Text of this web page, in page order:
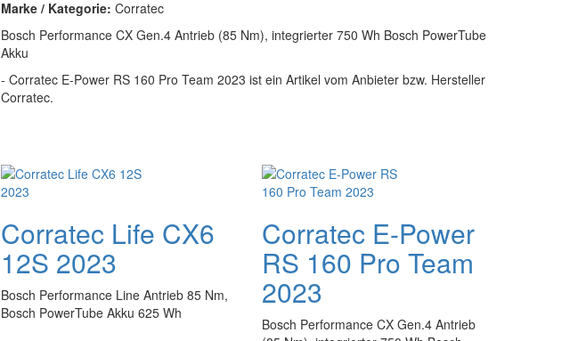
Marke / Kategorie: Corratec
Bosch Performance CX Gen.4 Antrieb (85 Nm), integrierter 750 Wh Bosch PowerTube
Akku
- Corratec E-Power RS 160 Pro Team 2023 ist ein Artikel vom Anbieter bzw. Hersteller
Corratec.
Corratec Life CX6
12S 2023
Bosch Performance Line Antrieb 85 Nm,
Bosch PowerTube Akku 625 Wh
Corratec E-Power
RS 160 Pro Team
2023
Bosch Performance CX Gen.4 Antrieb